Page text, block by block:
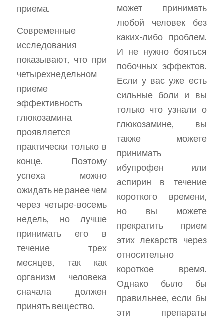
приема.
Современные
исследования
показывают, что при
четырехнедельном
приеме
эффективность
глюкозамина
проявляется
практически только в
конце. Поэтому
успеха можно
ожидать не ранее чем
через четыре-восемь
недель, но лучше
принимать его в
течение трех
месяцев, так как
организм человека
сначала должен
принять вещество.
может принимать
любой человек без
каких-либо проблем.
И не нужно бояться
побочных эффектов.
Если у вас уже есть
сильные боли и вы
только что узнали о
глюкозамине, вы
также можете
принимать
ибупрофен или
аспирин в течение
короткого времени,
но вы можете
прекратить прием
этих лекарств через
относительно
короткое время.
Однако было бы
правильнее, если бы
эти препараты